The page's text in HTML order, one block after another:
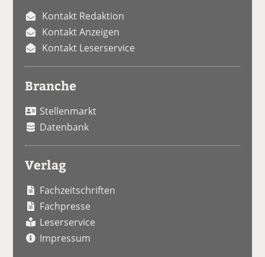
Kontakt Redaktion
Kontakt Anzeigen
Kontakt Leserservice
Branche
Stellenmarkt
Datenbank
Verlag
Fachzeitschriften
Fachpresse
Leserservice
Impressum